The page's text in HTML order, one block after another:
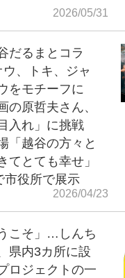
2026/05/31
だるまとコラ
、トキ、ジャ
をモチーフに
原哲夫さん、
入れ」に挑戦
「越谷の方々と
てとても幸せ」
役所で展示
2026/04/23
こそ」…しんち
県内3カ所に設
ジェクトの一